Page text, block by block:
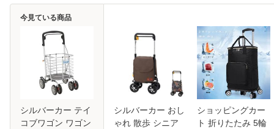
シルバーカー テイ
コブワゴン ワゴン
今見ている商品
シルバーカー おし
ゃれ 散歩 シニア
ショッピングカー
ト 折りたたみ 5輪